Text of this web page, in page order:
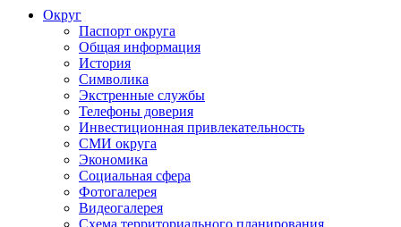
Округ
Паспорт округа
Общая информация
История
Символика
Экстренные службы
Телефоны доверия
Инвестиционная привлекательность
СМИ округа
Экономика
Социальная сфера
Фотогалерея
Видеогалерея